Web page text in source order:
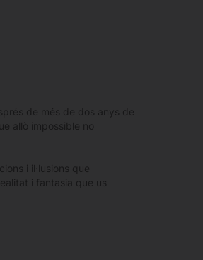
de més de dos anys de
allò impossible no
i il·lusions que
i fantasia que us